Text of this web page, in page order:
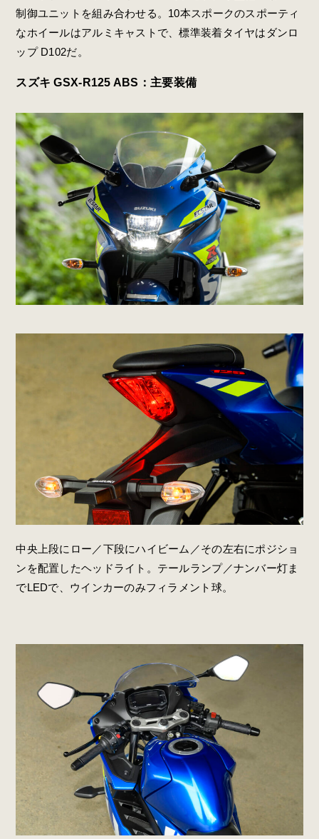
制御ユニットを組み合わせる。10本スポークのスポーティ
なホイールはアルミキャストで、標準装着タイヤはダンロ
ップ D102だ。
スズキ GSX-R125 ABS：主要装備
中央上段にロー／下段にハイビーム／その左右にポジショ
ンを配置したヘッドライト。テールランプ／ナンバー灯ま
でLEDで、ウインカーのみフィラメント球。